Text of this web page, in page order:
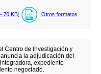
- 70 KB) Otros formatos
Centro de Investigación y
la adjudicación del
expediente
negociado.